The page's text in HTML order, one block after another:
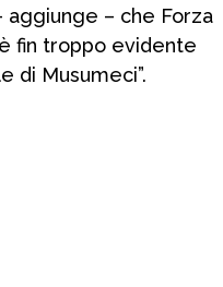
aggiunge – che Forza
fin troppo evidente
di Musumeci”.